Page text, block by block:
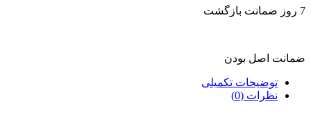
7 روز ضمانت بازگشت
ضمانت اصل بودن
توضیحات تکمیلی
نظرات (0)